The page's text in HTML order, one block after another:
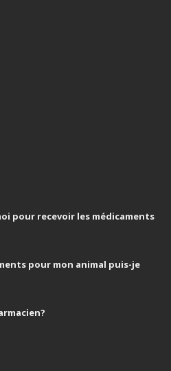
pour recevoir les médicaments
pour mon animal puis-je